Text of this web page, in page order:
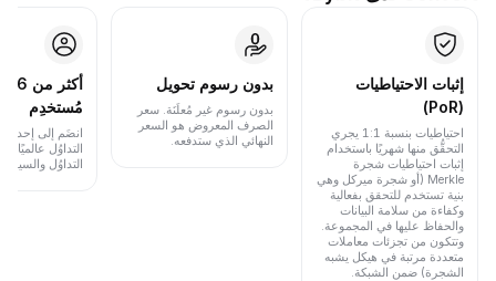
إثبات الاحتياطيات
(PoR)
احتياطيات بنسبة 1:1 يجري
التحقُّق منها شهريًا باستخدام
إثبات احتياطيات شجرة
Merkle (أو شجرة ميركل وهي
بنية تستخدم للتحقق بفعالية
وكفاءة من سلامة البيانات
والحفاظ عليها في المجموعة.
وتتكون من تجزئات معاملات
متعددة مرتبة في هيكل يشبه
الشجرة) ضمن الشبكة.
بدون رسوم تحويل
بدون رسوم غير مُعلَنَة. سعر
الصرف المعروض هو السعر
النهائي الذي ستدفعه.
مُستخدِم
انضَم إلى إحدى
التداوُل
التداوُل والسيولة.